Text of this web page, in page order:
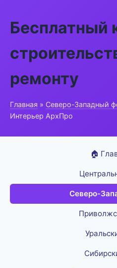
Бесплатный
ремонту
Главная » Северо-Западный
Интерьер АрхПро
🏠
Северо-